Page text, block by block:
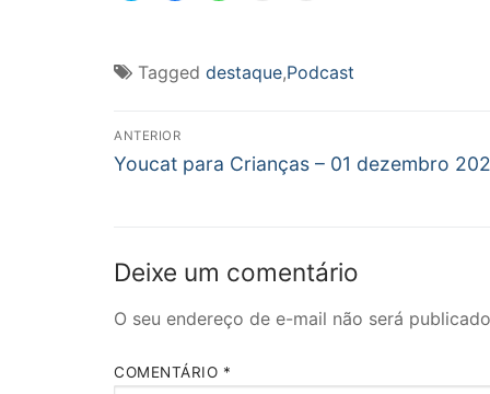
nova
janela)
nova
janela)
nova
janela)
e-
mail
janela)
Tagged destaque,Podcast
Navegação
de
ANTERIOR
Post
Youcat para Crianças – 01 dezembro
Deixe um comentário
O seu endereço de e-mail não será
COMENTÁRIO *